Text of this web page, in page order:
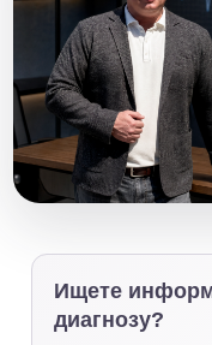
Ищете
диагнозу?